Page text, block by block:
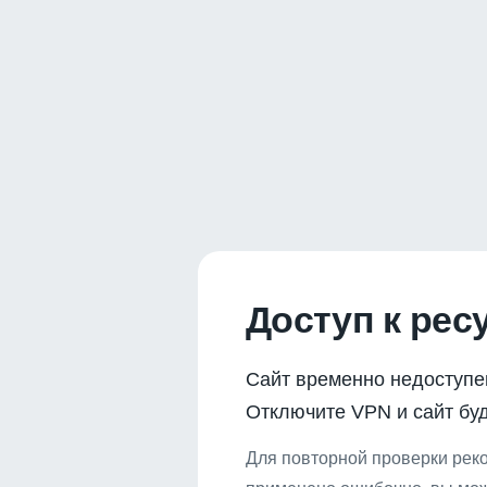
Доступ к
Сайт временно
Отключите VPN и сайт
Для повторной проверки